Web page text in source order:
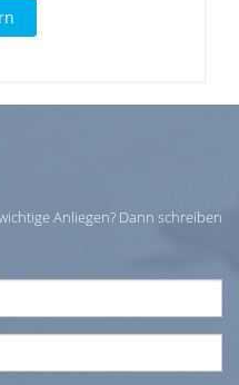
Anliegen? Dann schreiben